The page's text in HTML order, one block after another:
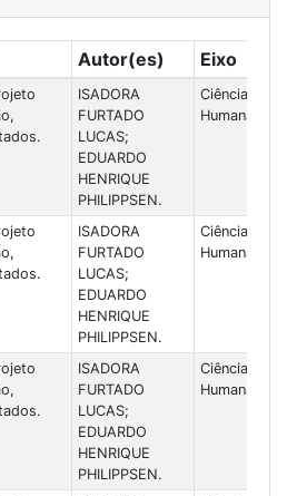
Autor(es) Eixo
ISADORA
FURTADO
LUCAS;
EDUARDO
HENRIQUE
PHILIPPSEN.
Ciências
Humanas
ISADORA
FURTADO
LUCAS;
EDUARDO
HENRIQUE
PHILIPPSEN.
Ciências
Humanas
ISADORA
FURTADO
LUCAS;
EDUARDO
HENRIQUE
PHILIPPSEN.
Ciências
Humanas